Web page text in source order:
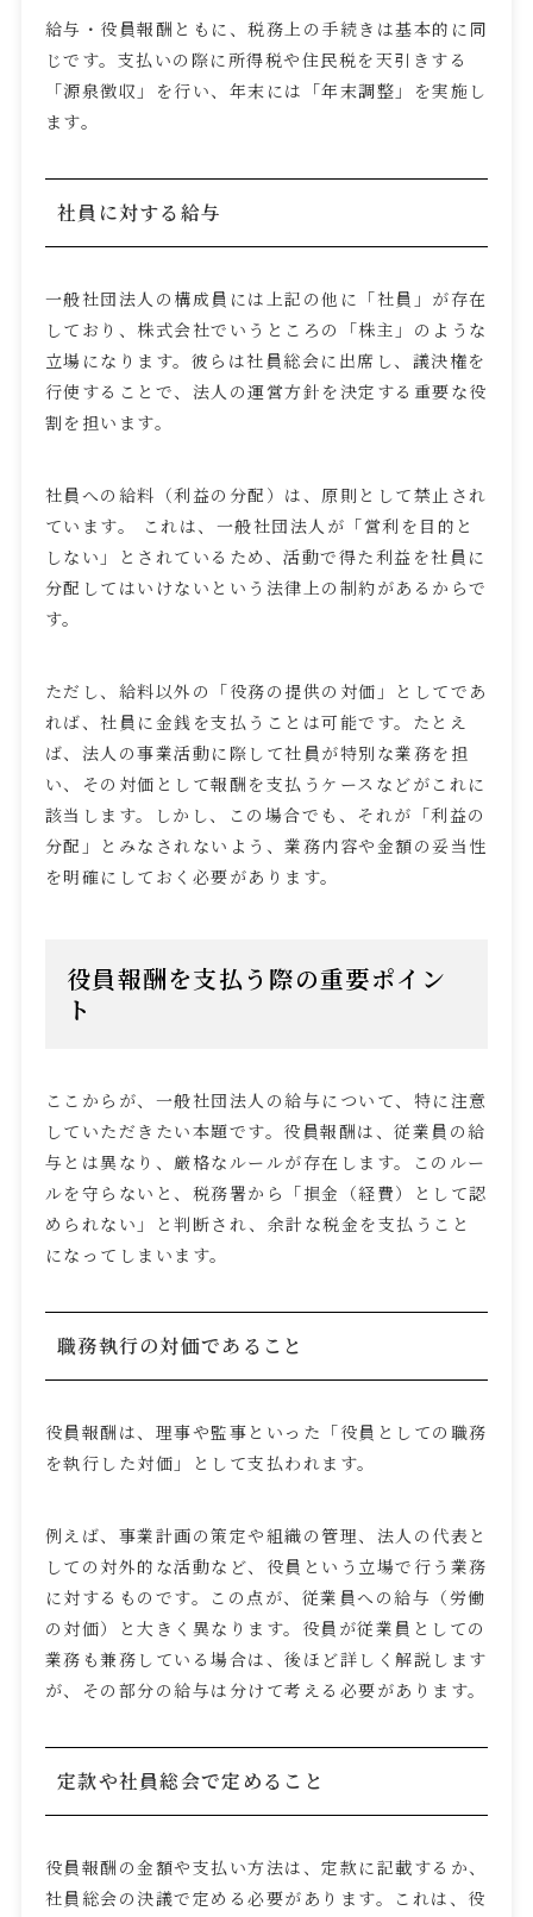
給与・役員報酬ともに、税務上の手続きは基本的に同
じです。支払いの際に所得税や住民税を天引きする
「源泉徴収」を行い、年末には「年末調整」を実施し
ます。
社員に対する給与
一般社団法人の構成員には上記の他に「社員」が存在
しており、株式会社でいうところの「株主」のような
立場になります。彼らは社員総会に出席し、議決権を
行使することで、法人の運営方針を決定する重要な役
割を担います。
社員への給料（利益の分配）は、原則として禁止され
ています。 これは、一般社団法人が「営利を目的と
しない」とされているため、活動で得た利益を社員に
分配してはいけないという法律上の制約があるからで
す。
ただし、給料以外の「役務の提供の対価」としてであ
れば、社員に金銭を支払うことは可能です。たとえ
ば、法人の事業活動に際して社員が特別な業務を担
い、その対価として報酬を支払うケースなどがこれに
該当します。しかし、この場合でも、それが「利益の
分配」とみなされないよう、業務内容や金額の妥当性
を明確にしておく必要があります。
役員報酬を支払う際の重要ポイン
ト
ここからが、一般社団法人の給与について、特に注意
していただきたい本題です。役員報酬は、従業員の給
与とは異なり、厳格なルールが存在します。このルー
ルを守らないと、税務署から「損金（経費）として認
められない」と判断され、余計な税金を支払うこと
になってしまいます。
職務執行の対価であること
役員報酬は、理事や監事といった「役員としての職務
を執行した対価」として支払われます。
例えば、事業計画の策定や組織の管理、法人の代表と
しての対外的な活動など、役員という立場で行う業務
に対するものです。この点が、従業員への給与（労働
の対価）と大きく異なります。役員が従業員としての
業務も兼務している場合は、後ほど詳しく解説します
が、その部分の給与は分けて考える必要があります。
定款や社員総会で定めること
役員報酬の金額や支払い方法は、定款に記載するか、
社員総会の決議で定める必要があります。これは、役